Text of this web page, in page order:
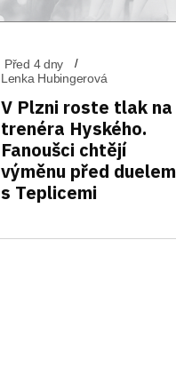
Před 4 dny
Lenka Hubingerová
V Plzni roste tlak na
trenéra Hyského.
Fanoušci chtějí
výměnu před duelem
s Teplicemi